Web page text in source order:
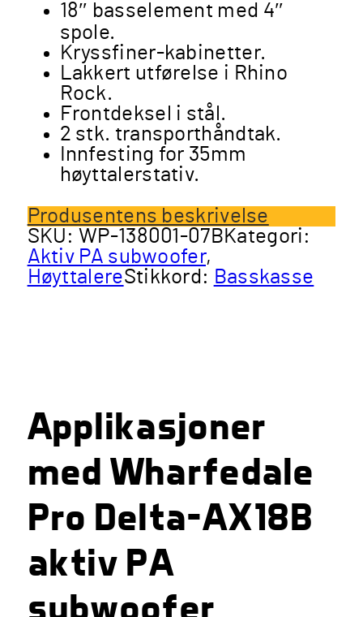
18″ basselement med 4″
spole.
Kryssfiner-kabinetter.
Lakkert utførelse i Rhino
Rock.
Frontdeksel i stål.
2 stk. transporthåndtak.
Innfesting for 35mm
høyttalerstativ.
Produsentens beskrivelse
SKU: WP-138001-07B Kategori:
Aktiv PA subwoofer,
HøyttalereStikkord: Basskasse
Applikasjoner
med Wharfedale
Pro Delta-AX18B
aktiv PA
subwoofer